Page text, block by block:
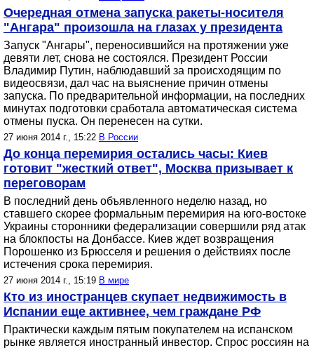
Очередная отмена запуска ракеты-носителя
"Ангара" произошла на глазах у президента
Запуск "Ангары", переносившийся на протяжении уже
девяти лет, снова не состоялся. Президент России
Владимир Путин, наблюдавший за происходящим по
видеосвязи, дал час на выяснение причин отмены
запуска. По предварительной информации, на последних
минутах подготовки сработала автоматическая система
отмены пуска. Он перенесен на сутки.
27 июня 2014 г., 15:22 В России
До конца перемирия остались часы: Киев
готовит "жесткий ответ", Москва призывает к
переговорам
В последний день объявленного неделю назад, но
ставшего скорее формальным перемирия на юго-востоке
Украины сторонники федерализации совершили ряд атак
на блокпосты на Донбассе. Киев ждет возвращения
Порошенко из Брюсселя и решения о действиях после
истечения срока перемирия.
27 июня 2014 г., 15:19 В мире
Кто из иностранцев скупает недвижимость в
Испании еще активнее, чем граждане РФ
Практически каждым пятым покупателем на испанском
рынке является иностранный инвестор. Спрос россиян на